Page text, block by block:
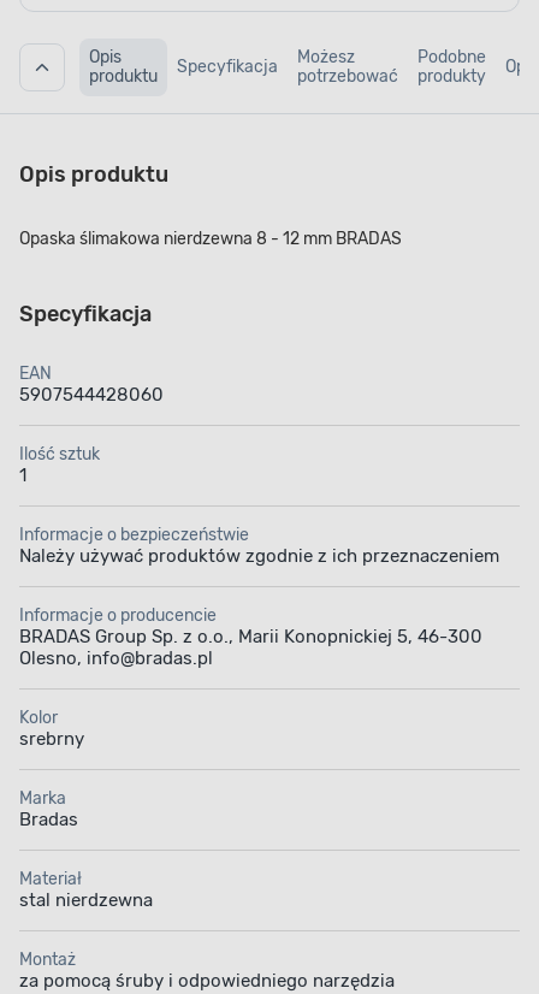
Opis
produktu
Specyfikacja
Możesz
potrzebować
Podobne
produkty
Opis produktu
Opaska ślimakowa nierdzewna 8 - 12 mm BRADAS
Specyfikacja
EAN
5907544428060
Ilość sztuk
1
Informacje o bezpieczeństwie
Należy używać produktów zgodnie z ich przeznaczeniem
Informacje o producencie
BRADAS Group Sp. z o.o., Marii Konopnickiej 5, 46-300
Olesno, info@bradas.pl
Kolor
srebrny
Marka
Bradas
Materiał
stal nierdzewna
Montaż
za pomocą śruby i odpowiedniego narzędzia